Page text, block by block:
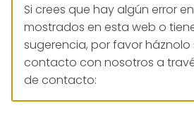
Si crees que hay algún error
mostrados en esta web o
sugerencia, por favor
contacto con nosotros a
de contacto: